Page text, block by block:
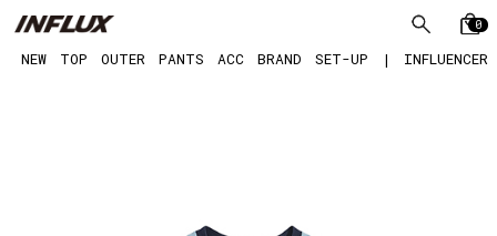
0
NEW TOP OUTER PANTS ACC BRAND SET-UP | INFLUENCER